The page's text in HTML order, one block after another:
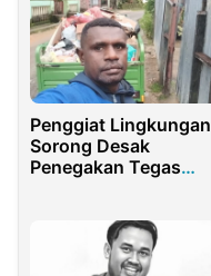
Penggiat Lingkungan
Sorong Desak
Penegakan Tegas